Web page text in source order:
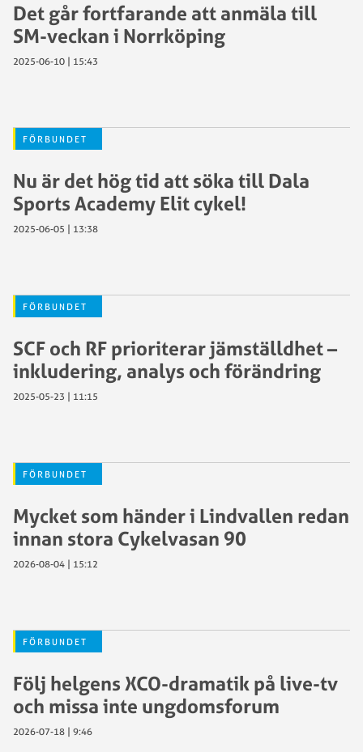
Det går fortfarande att anmäla till
SM-veckan i Norrköping
2025-06-10 | 15:43
FÖRBUNDET
Nu är det hög tid att söka till Dala
Sports Academy Elit cykel!
2025-06-05 | 13:38
FÖRBUNDET
SCF och RF prioriterar jämställdhet –
inkludering, analys och förändring
2025-05-23 | 11:15
FÖRBUNDET
Mycket som händer i Lindvallen redan
innan stora Cykelvasan 90
2026-08-04 | 15:12
FÖRBUNDET
Följ helgens XCO-dramatik på live-tv
och missa inte ungdomsforum
2026-07-18 | 9:46